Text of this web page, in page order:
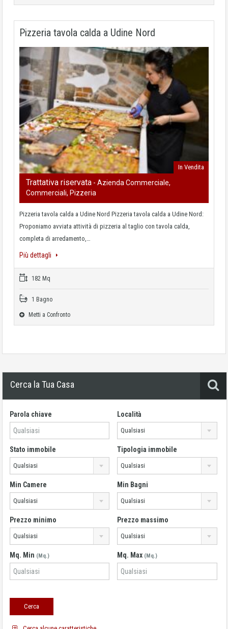
Pizzeria tavola calda a Udine Nord
In Vendita
Trattativa riservata - Azienda Commerciale,
Commerciali, Pizzeria
Pizzeria tavola calda a Udine Nord Pizzeria tavola calda a Udine Nord:
Proponiamo avviata attività di pizzeria al taglio con tavola calda,
completa di arredamento,…
Più dettagli
182 Mq
1 Bagno
Metti a Confronto
Cerca la Tua Casa
Parola chiave Località
Qualsiasi
Stato immobile
Qualsiasi
Tipologia immobile
Qualsiasi
Min Camere
Qualsiasi
Min Bagni
Qualsiasi
Prezzo minimo
Qualsiasi
Prezzo massimo
Qualsiasi
Mq. Min (Mq.) Mq. Max (Mq.)